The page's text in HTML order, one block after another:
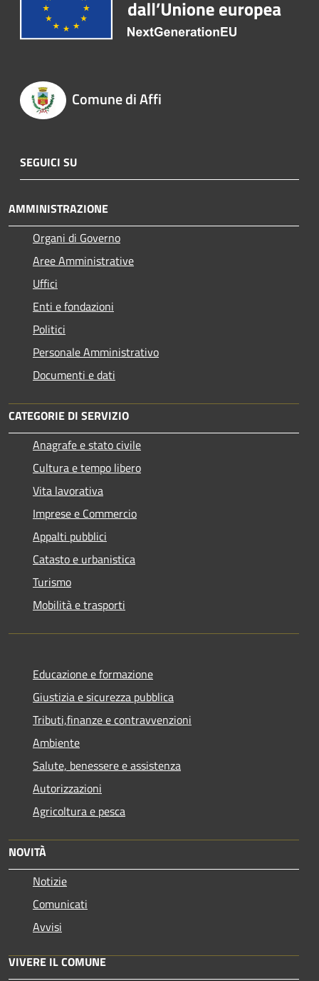
Comune di Affi
SEGUICI SU
AMMINISTRAZIONE
Organi di Governo
Aree Amministrative
Uffici
Enti e fondazioni
Politici
Personale Amministrativo
Documenti e dati
CATEGORIE DI SERVIZIO
Anagrafe e stato civile
Cultura e tempo libero
Vita lavorativa
Imprese e Commercio
Appalti pubblici
Catasto e urbanistica
Turismo
Mobilità e trasporti
Educazione e formazione
Giustizia e sicurezza pubblica
Tributi,finanze e contravvenzioni
Ambiente
Salute, benessere e assistenza
Autorizzazioni
Agricoltura e pesca
NOVITÀ
Notizie
Comunicati
Avvisi
VIVERE IL COMUNE